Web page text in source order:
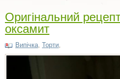
Оригінальний
оксамит
Випічка, Торти,